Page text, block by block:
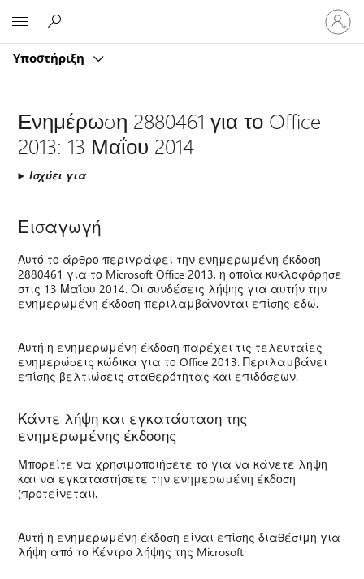
Υποστήριξη
Είσοδος
στον
Ενημέρωση 2880461 για το Office
2013: 13 Μαΐου 2014
Ισχύει για
Εισαγωγή
Αυτό το άρθρο περιγράφει την ενημερωμένη έκδοση
2880461 για το Microsoft Office 2013, η οποία κυκλοφόρησε
στις 13 Μαΐου 2014. Οι συνδέσεις λήψης για αυτήν την
ενημερωμένη έκδοση περιλαμβάνονται επίσης εδώ.
Αυτή η ενημερωμένη έκδοση παρέχει τις τελευταίες
ενημερώσεις κώδικα για το Office 2013. Περιλαμβάνει
επίσης βελτιώσεις σταθερότητας και επιδόσεων.
Κάντε λήψη και εγκατάσταση της
ενημερωμένης έκδοσης
Μπορείτε να χρησιμοποιήσετε το για να κάνετε λήψη
και να εγκαταστήσετε την ενημερωμένη έκδοση
(προτείνεται).
Αυτή η ενημερωμένη έκδοση είναι επίσης διαθέσιμη για
λήψη από το Κέντρο λήψης της Microsoft: